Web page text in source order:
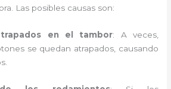
Las posibles causas son:
en el tambor: A veces,
se quedan atrapados, causando